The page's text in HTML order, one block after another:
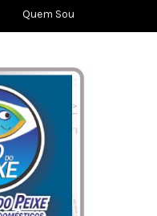
Quem Sou